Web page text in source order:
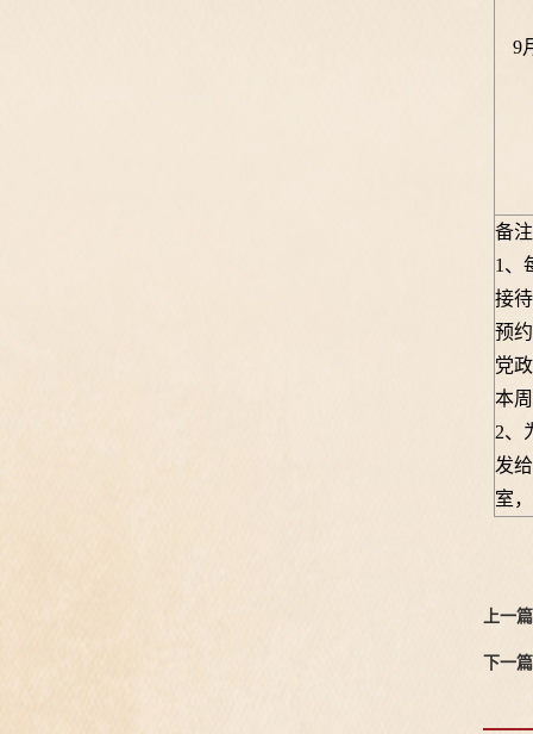
9
备
1、
接
预
党
本
2、
发
室
上一
下一